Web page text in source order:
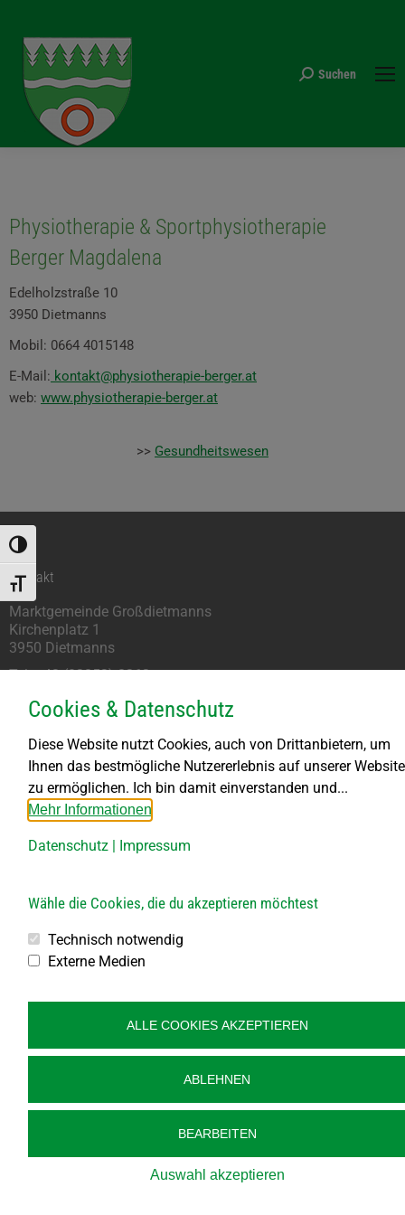
Umschalten auf hohe Kontraste
Schrift vergrößern
Search:
Suchen
Physiotherapie & Sportphysiotherapie
Berger Magdalena
Edelholzstraße 10
3950 Dietmanns
Mobil: 0664 4015148
E-Mail: kontakt@physiotherapie-berger.at
web: www.physiotherapie-berger.at
>> Gesundheitswesen
Kontakt
Marktgemeinde Großdietmanns
Kirchenplatz 1
3950 Dietmanns
Tel: +43 (02852) 8262
Parteienverkehr
Montag kein Parteienverkehr
DI bis FR von 8.00 – 11.30 Uhr
DI von 13.30 – 18.00 Uhr
Öffnungszeiten:
Jeden 1. Samstag im Monat
von 8.00 bis 10.00 Uhr
Impressum
Barrierefreiheit
Cookies & Datenschutz
Diese Website nutzt Cookies, auch von Drittanbietern, um
Ihnen das bestmögliche Nutzererlebnis auf unserer Website
zu ermöglichen. Ich bin damit einverstanden und...
Mehr Informationen
Datenschutz | Impressum
Wähle die Cookies, die du akzeptieren möchtest
Technisch notwendig
Externe Medien
ALLE COOKIES AKZEPTIEREN
ABLEHNEN
BEARBEITEN
Auswahl akzeptieren